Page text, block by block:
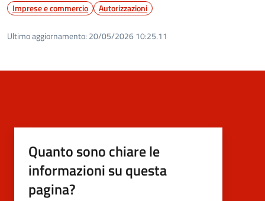
Imprese e commercio Autorizzazioni
Ultimo aggiornamento: 20/05/2026 10:25.11
Quanto sono chiare le
informazioni su questa
pagina?